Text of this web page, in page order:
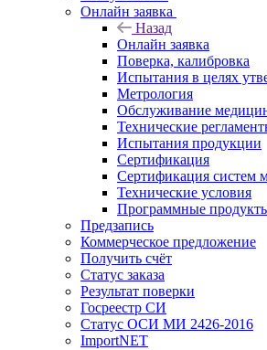
Онлайн заявка
Назад
Онлайн заявка
Поверка, калибровка
Испытания в целях
Метрология
Обслуживание
Технические
Испытания продукции
Сертификация
Сертификация систем
Технические условия
Программные
Предзапись
Коммерческое предложение
Получить счёт
Статус заказа
Результат поверки
Госреестр СИ
Статус ОСИ МИ 2426-2016
ImportNET